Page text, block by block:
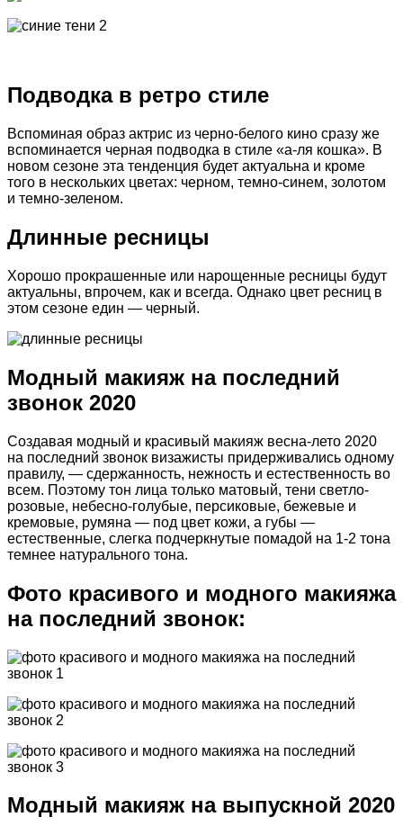
Подводка в ретро стиле
Вспоминая образ актрис из черно-белого кино сразу же
вспоминается черная подводка в стиле «а-ля кошка». В
новом сезоне эта тенденция будет актуальна и кроме
того в нескольких цветах: черном, темно-синем, золотом
и темно-зеленом.
Длинные ресницы
Хорошо прокрашенные или нарощенные ресницы будут
актуальны, впрочем, как и всегда. Однако цвет ресниц в
этом сезоне един — черный.
Модный макияж на последний
звонок 2020
Создавая модный и красивый макияж весна-лето 2020
на последний звонок визажисты придерживались одному
правилу, — сдержанность, нежность и естественность во
всем. Поэтому тон лица только матовый, тени светло-
розовые, небесно-голубые, персиковые, бежевые и
кремовые, румяна — под цвет кожи, а губы —
естественные, слегка подчеркнутые помадой на 1-2 тона
темнее натурального тона.
Фото красивого и модного макияжа
на последний звонок:
Модный макияж на выпускной 2020